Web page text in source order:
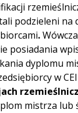
podzieleni na
.
dyplomu
w
mistrza lub